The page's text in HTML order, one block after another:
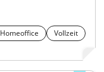
Homeoffice
Vollzeit